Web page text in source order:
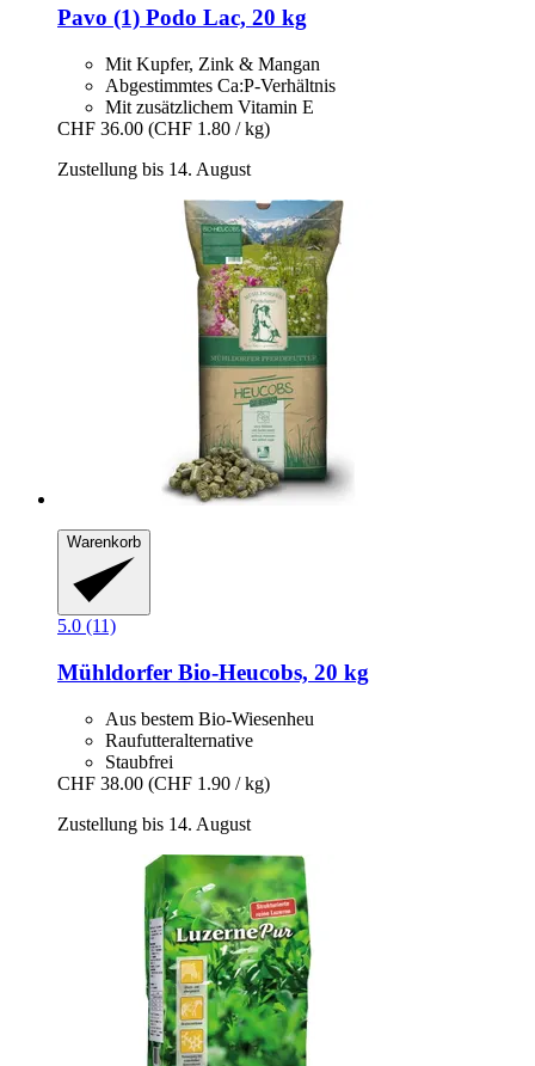
Pavo (1) Podo Lac, 20 kg
Mit Kupfer, Zink & Mangan
Abgestimmtes Ca:P-Verhältnis
Mit zusätzlichem Vitamin E
CHF 36.00 (CHF 1.80 / kg)
Zustellung bis 14. August
Warenkorb
5.0 (11)
Mühldorfer Bio-​Heucobs, 20 kg
Aus bestem Bio-Wiesenheu
Raufutteralternative
Staubfrei
CHF 38.00 (CHF 1.90 / kg)
Zustellung bis 14. August